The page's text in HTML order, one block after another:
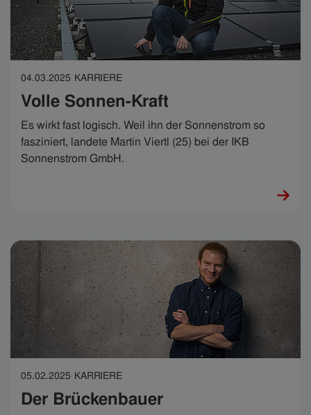
04.03.2025 KARRIERE
Volle Sonnen-Kraft
Es wirkt fast logisch. Weil ihn der Sonnenstrom so
fasziniert, landete Martin Viertl (25) bei der IKB
Sonnenstrom GmbH.
05.02.2025 KARRIERE
Der Brückenbauer